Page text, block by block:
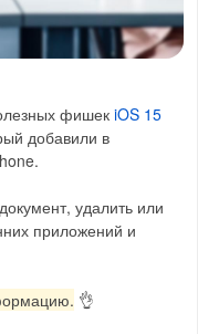
фишекiOS 15
добавили в
удалить или
приложений и
👌